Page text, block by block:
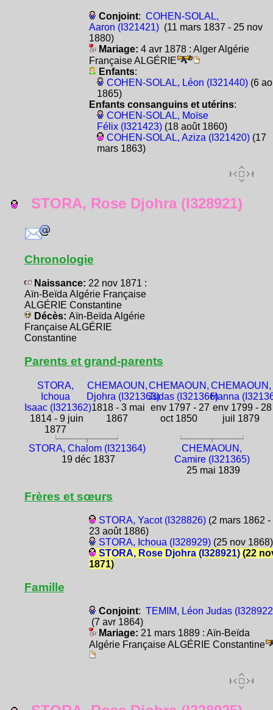
Conjoint: COHEN-SOLAL,
Aaron (I321421)(11 mars 1837 - 25 nov
1880)
Mariage: 4 avr 1878 : Alger Algérie
Française ALGÉRIE
Enfants:
COHEN-SOLAL, Léon (I321440)(6
1865)
Enfants consanguins et utérins:
COHEN-SOLAL, Moïse
Félix (I321423)(18 août 1860)
COHEN-SOLAL, Aziza (I321420)(17
mars 1863)
STORA, Rose Djohra (I328921)
Chronologie
Naissance: 22 nov 1871 :
Aïn-Beïda Algérie Française
ALGÉRIE Constantine
Décès: Aïn-Beïda Algérie
Française ALGÉRIE
Constantine
Parents et grand-parents
STORA,
Ichoua
Isaac (I321362)
1814 - 9 juin
1877
CHEMAOUN,
Djohra (I321363)
1818 - 3 mai
1867
CHEMAOUN,
Judas (I321366)
env 1797 - 27
oct 1850
CHEMAOUN,
Hanna
env 1799 - 28
juil 1879
STORA, Chalom (I321364)
19 déc 1837
CHEMAOUN,
Camire (I321365)
25 mai 1839
Frères et sœurs
STORA, Yacot (I328826)(2 mars 1862 -
23 août 1886)
STORA, Ichoua (I328929)(25 nov 1868)
STORA, Rose Djohra (I328921)(22
1871)
Famille
Conjoint: TEMIM, Léon Judas
(7 avr 1864)
Mariage: 21 mars 1889 : Aïn-Beïda
Algérie Française ALGÉRIE Constantine